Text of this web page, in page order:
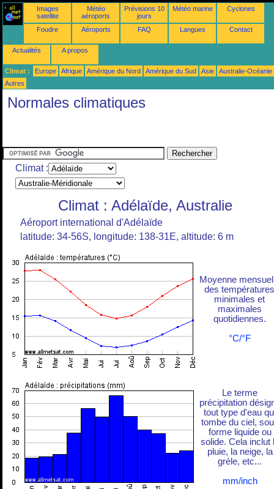
Images
satellite
Météo
aéroports
Prévisions 10
jours
Météo marine Cyclones
Foudre Aéroports FAQ Langues Contact
Actualités A propos
Climat : Europe Afrique Amérique du Nord Amérique du Sud Asie
Australie-Océanie
Autres
Normales climatiques
Climat :
Climat : Adélaïde, Australie
Aéroport international d'Adélaïde
latitude: 34-56S, longitude: 138-31E, altitude: 6 m
Moyenne
des températures
minimales et
maximales
quotidiennes.
°C/°F
Le terme
précipitation
tout type d'eau
tombe du ciel,
forme liquide ou
solide. Cela inclut
pluie, la neige, la
grèle, etc...
mm/inch